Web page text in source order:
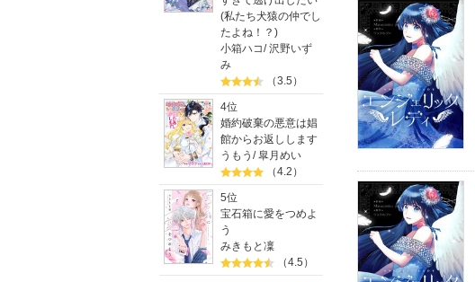
(私たち犬猿の仲でし
たよね！？)
小箱ハコ/沢野いず
み
（3.5）
4位
婚約破棄の悪意は娼
館からお返しします
うもう /皐月めい
（4.2）
5位
宝石箱に愛をつめよ
う
みきもと凜
（4.5）